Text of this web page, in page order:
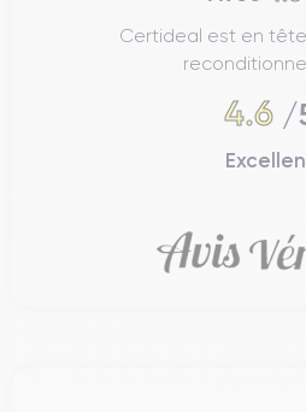
Certideal est en
4.6 /